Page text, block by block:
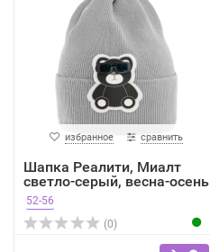
избранное сравнить
Шапка Реалити, Миалт
светло-серый, весна-осень
52-56
(0)